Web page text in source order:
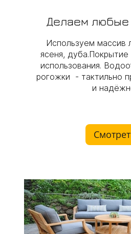
Делаем
Используем массив
ясеня,
использования.
рогожки - тактильно
и